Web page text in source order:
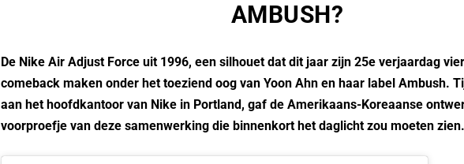
AMBUSH?
De Nike Air Adjust Force uit 1996, een silhouet dat dit jaar zijn 25e verjaardag
comeback maken onder het toeziend oog van Yoon Ahn en haar label Ambush.
aan het hoofdkantoor van Nike in Portland, gaf de Amerikaans-Koreaanse
voorproefje van deze samenwerking die binnenkort het daglicht zou moeten